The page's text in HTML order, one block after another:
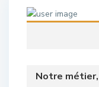
Notre métier,